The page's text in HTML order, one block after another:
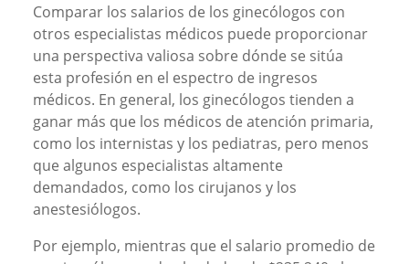
Comparar los salarios de los ginecólogos con
otros especialistas médicos puede proporcionar
una perspectiva valiosa sobre dónde se sitúa
esta profesión en el espectro de ingresos
médicos. En general, los ginecólogos tienden a
ganar más que los médicos de atención primaria,
como los internistas y los pediatras, pero menos
que algunos especialistas altamente
demandados, como los cirujanos y los
anestesiólogos.
Por ejemplo, mientras que el salario promedio de